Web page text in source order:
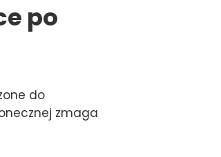
po
do
zmaga